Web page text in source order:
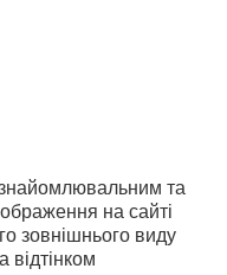
та
на сайті
зовнішнього виду
відтінком